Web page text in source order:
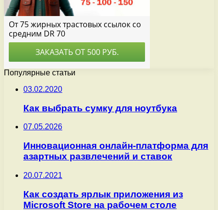
Популярные статьи
03.02.2020
Как выбрать сумку для ноутбука
07.05.2026
Инновационная онлайн-платформа для
азартных развлечений и ставок
20.07.2021
Как создать ярлык приложения из
Microsoft Store на рабочем столе